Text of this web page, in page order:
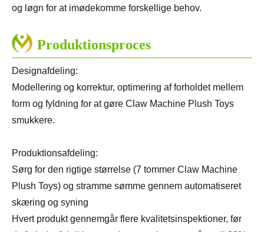
og løgn for at imødekomme forskellige behov.
Produktionsproces
Designafdeling:
Modellering og korrektur, optimering af forholdet mellem
form og fyldning for at gøre Claw Machine Plush Toys
smukkere.
Produktionsafdeling:
Sørg for den rigtige størrelse (7 tommer Claw Machine
Plush Toys) og stramme sømme gennem automatiseret
skæring og syning
Hvert produkt gennemgår flere kvalitetsinspektioner, før